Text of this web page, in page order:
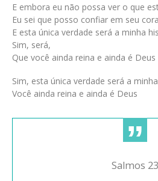
E embora eu não possa ver o que
Eu sei que posso confiar em seu
E esta única verdade será a minha
Sim, será,
Que você ainda reina e ainda é Deus
Sim, esta única verdade será a
Você ainda reina e ainda é Deus
Salmos 23